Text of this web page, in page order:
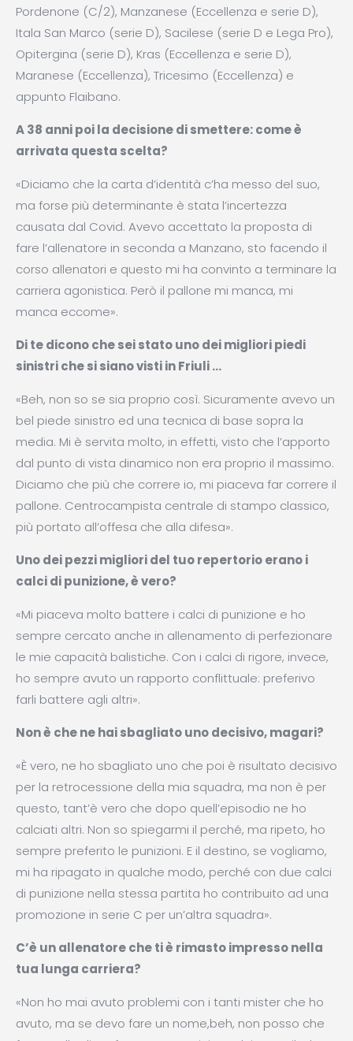
Pordenone (C/2), Manzanese (Eccellenza e serie D),
Itala San Marco (serie D), Sacilese (serie D e Lega Pro),
Opitergina (serie D), Kras (Eccellenza e serie D),
Maranese (Eccellenza), Tricesimo (Eccellenza) e
appunto Flaibano.
A 38 anni poi la decisione di smettere: come è
arrivata questa scelta?
«Diciamo che la carta d’identità c’ha messo del suo,
ma forse più determinante è stata l’incertezza
causata dal Covid. Avevo accettato la proposta di
fare l’allenatore in seconda a Manzano, sto facendo il
corso allenatori e questo mi ha convinto a terminare la
carriera agonistica. Però il pallone mi manca, mi
manca eccome».
Di te dicono che sei stato uno dei migliori piedi
sinistri che si siano visti in Friuli …
«Beh, non so se sia proprio così. Sicuramente avevo un
bel piede sinistro ed una tecnica di base sopra la
media. Mi è servita molto, in effetti, visto che l’apporto
dal punto di vista dinamico non era proprio il massimo.
Diciamo che più che correre io, mi piaceva far correre il
pallone. Centrocampista centrale di stampo classico,
più portato all’offesa che alla difesa».
Uno dei pezzi migliori del tuo repertorio erano i
calci di punizione, è vero?
«Mi piaceva molto battere i calci di punizione e ho
sempre cercato anche in allenamento di perfezionare
le mie capacità balistiche. Con i calci di rigore, invece,
ho sempre avuto un rapporto conflittuale: preferivo
farli battere agli altri».
Non è che ne hai sbagliato uno decisivo, magari?
«È vero, ne ho sbagliato uno che poi è risultato decisivo
per la retrocessione della mia squadra, ma non è per
questo, tant’è vero che dopo quell’episodio ne ho
calciati altri. Non so spiegarmi il perché, ma ripeto, ho
sempre preferito le punizioni. E il destino, se vogliamo,
mi ha ripagato in qualche modo, perché con due calci
di punizione nella stessa partita ho contribuito ad una
promozione in serie C per un’altra squadra».
C’è un allenatore che ti è rimasto impresso nella
tua lunga carriera?
«Non ho mai avuto problemi con i tanti mister che ho
avuto, ma se devo fare un nome,beh, non posso che